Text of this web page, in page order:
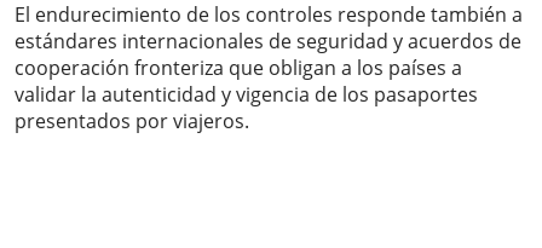
El endurecimiento de los controles responde también a
estándares internacionales de seguridad y acuerdos de
cooperación fronteriza que obligan a los países a
validar la autenticidad y vigencia de los pasaportes
presentados por viajeros.